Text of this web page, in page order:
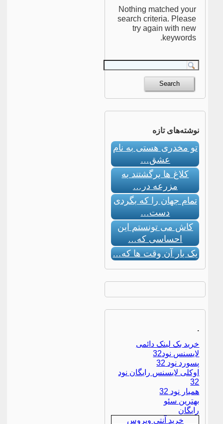
Nothing matched your
search criteria. Please
try again with new
keywords.
نوشته‌های تازه
تو مخدری هستی به نام
عشق…
کلاغ ها برگشتند به
مزرعه در…
تمام جهان را که بگردی
دست…
کاش می تونستم این
احساسی که…
یک بار آن وقت ها که…
.
خرید بک لینک دائمی
لایسنس نود32
پسورد نود 32
اوکلی لایسنس رایگان نود
32
همیار نود 32
بهترین سئو
رایگان
خرید آنتی ویروس